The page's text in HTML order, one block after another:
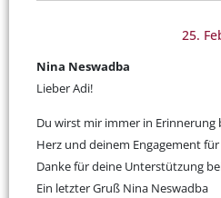
25.
Nina Neswadba
Lieber Adi!
Du wirst mir immer in
Herz und deinem Engagement
Danke für deine Unterstützung
Ein letzter Gruß Nina Neswadba